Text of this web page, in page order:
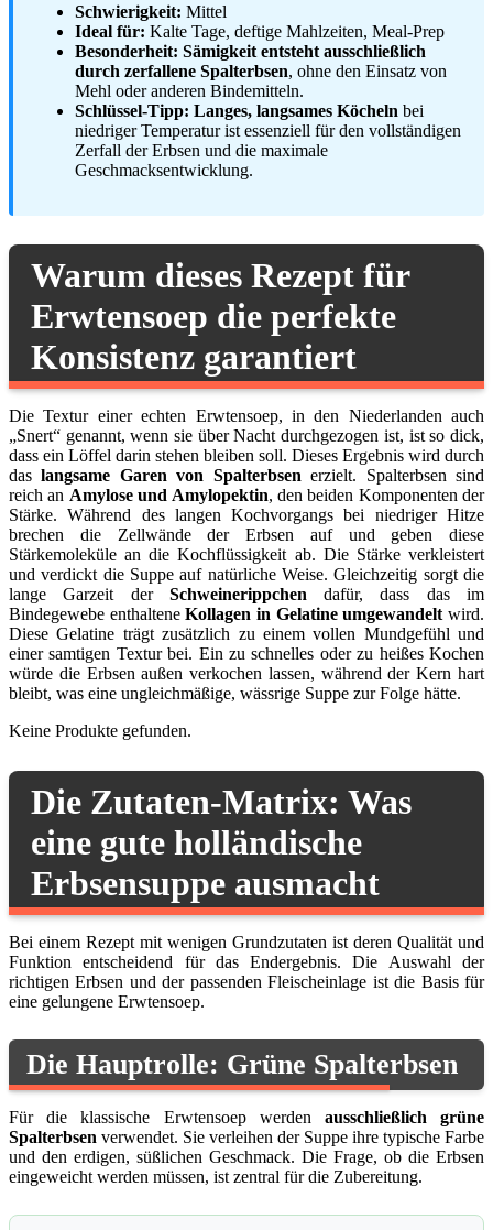
Schwierigkeit: Mittel
Ideal für: Kalte Tage, deftige Mahlzeiten, Meal-Prep
Besonderheit: Sämigkeit entsteht ausschließlich
durch zerfallene Spalterbsen, ohne den Einsatz von
Mehl oder anderen Bindemitteln.
Schlüssel-Tipp: Langes, langsames Köcheln bei
niedriger Temperatur ist essenziell für den vollständigen
Zerfall der Erbsen und die maximale
Geschmacksentwicklung.
Warum dieses Rezept für
Erwtensoep die perfekte
Konsistenz garantiert
Die Textur einer echten Erwtensoep, in den Niederlanden auch
„Snert“ genannt, wenn sie über Nacht durchgezogen ist, ist so dick,
dass ein Löffel darin stehen bleiben soll. Dieses Ergebnis wird durch
daslangsame Garen von Spalterbsen erzielt. Spalterbsen sind
reich an Amylose und Amylopektin, den beiden Komponenten der
Stärke. Während des langen Kochvorgangs bei niedriger Hitze
brechen die Zellwände der Erbsen auf und geben diese
Stärkemoleküle an die Kochflüssigkeit ab. Die Stärke verkleistert
und verdickt die Suppe auf natürliche Weise. Gleichzeitig sorgt die
lange Garzeit der Schweinerippchen dafür, dass das im
Bindegewebe enthalteneKollagen in Gelatine umgewandelt wird.
Diese Gelatine trägt zusätzlich zu einem vollen Mundgefühl und
einer samtigen Textur bei. Ein zu schnelles oder zu heißes Kochen
würde die Erbsen außen verkochen lassen, während der Kern hart
bleibt, was eine ungleichmäßige, wässrige Suppe zur Folge hätte.
Keine Produkte gefunden.
Die Zutaten-Matrix: Was
eine gute holländische
Erbsensuppe ausmacht
Bei einem Rezept mit wenigen Grundzutaten ist deren Qualität und
Funktion entscheidend für das Endergebnis. Die Auswahl der
richtigen Erbsen und der passenden Fleischeinlage ist die Basis für
eine gelungene Erwtensoep.
Die Hauptrolle: Grüne Spalterbsen
Für die klassische Erwtensoep werden ausschließlich grüne
Spalterbsen verwendet. Sie verleihen der Suppe ihre typische Farbe
und den erdigen, süßlichen Geschmack. Die Frage, ob die Erbsen
eingeweicht werden müssen, ist zentral für die Zubereitung.